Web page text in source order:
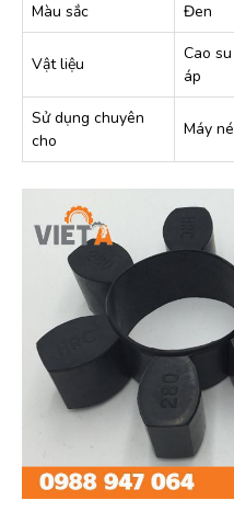
Màu sắc
Đen
Vật liệu
Cao
áp
Sử dụng chuyên
cho
Máy